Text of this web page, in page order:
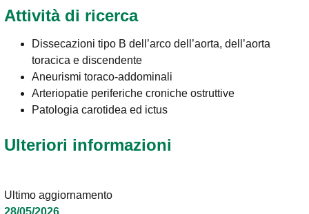
Attività di ricerca
Dissecazioni tipo B dell’arco dell’aorta, dell’aorta
toracica e discendente
Aneurismi toraco-addominali
Arteriopatie periferiche croniche ostruttive
Patologia carotidea ed ictus
Ulteriori informazioni
Ultimo aggiornamento